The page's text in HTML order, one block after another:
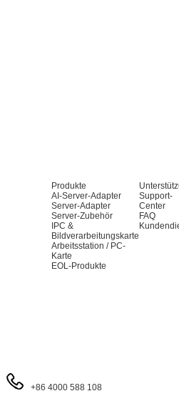
Produkte
AI-Server-Adapter
Server-Adapter
Server-Zubehör
IPC &
Bildverarbeitungskarte
Arbeitsstation / PC-
Karte
EOL-Produkte
Support-
Center
FAQ
+86 4000 588 108